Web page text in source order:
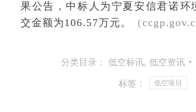
果公告，中标人为宁夏安信君诺环
交金额为106.57万元。
（
分类目录： 低空标讯 低空资讯
标签：
低空项目